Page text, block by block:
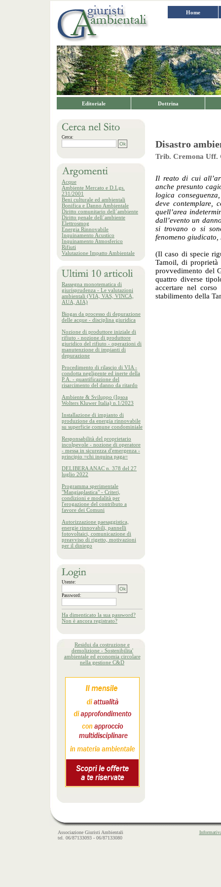
Home
Editoriale Dottrina
Cerca:
Acque
Ambiente Mercato e D.Lgs.
231/2001
Beni culturale ed ambientali
Bonifica e Danno Ambientale
Diritto comunitario dell´ambiente
Diritto penale dell´ambiente
Elettrosmog
Energia Rinnovabile
Inquinamento Acustico
Inquinamento Atmosferico
Rifiuti
Valutazione Impatto Ambientale
Rassegna monotematica di
giurisprudenza - Le valutazioni
ambientali (VIA, VAS, VINCA,
AUA, AIA)
Biogas da processo di depurazione
delle acque - disciplina giuridica
Nozione di produttore iniziale di
rifiuto - nozione di produttore
giuridico del rifiuto - operazioni di
manutenzione di impianti di
depurazione
Procedimento di rilascio di VIA -
condotta negligente ed inerte della
P.A. - quantificazione del
risarcimento del danno da ritardo
Ambiente & Sviluppo (Ipsoa
Wolters Kluwer Italia) n.1/2023
Installazione di impianto di
produzione da energia rinnovabile
su superficie comune condominiale
Responsabilità del proprietario
incolpevole - nozione di operatore
- messa in sicurezza d'emergenza -
principio =chi inquina paga=
DELIBERA ANAC n. 378 del 27
luglio 2022
Programma sperimentale
"Mangiaplastica" - Criteri,
condizioni e modalità per
l'erogazione del contributo a
favore dei Comuni
Autorizzazione paesaggistica,
energie rinnovabili, pannelli
fotovoltaici, comunicazione di
preavviso di rigetto, motivazioni
per il diniego
Utente:
Password:
Ha dimenticato la sua password?
Non è ancora registrato?
Residui da costruzione e
demolizione - Sostenibilita'
ambientale ed economia circolare
nella gestione C&D
Disastro
Trib. Cremona Uff.
Il reato di cui
anche presunto
logica
deve contemplare,
quell’area
dall’evento un
si trovano o si
fenomeno giudicato,
(Il caso di specie
Tamoil, di
provvedimento del
quattro diverse
accertare nel
stabilimento della
Associazione Giuristi Ambientali
tel. 06/87133093 - 06/87133080